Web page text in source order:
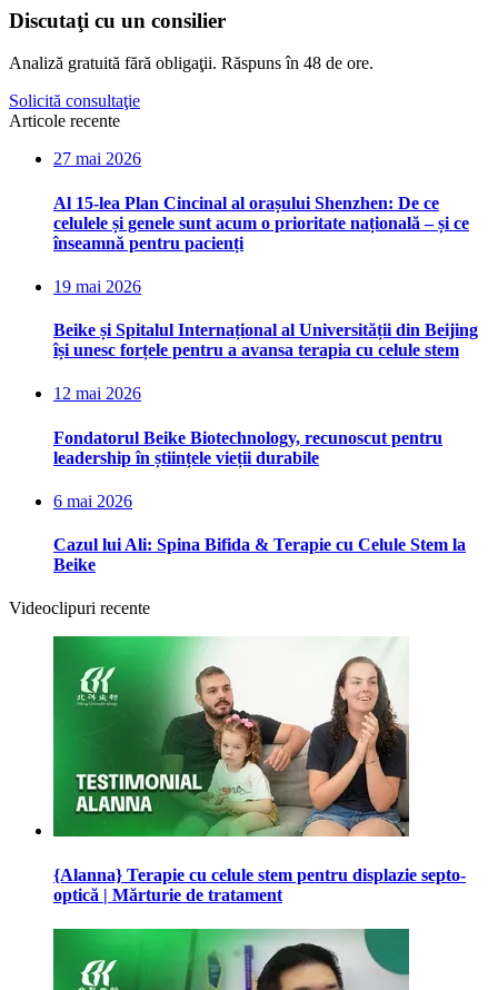
Discutaţi cu un consilier
Analiză gratuită fără obligaţii. Răspuns în 48 de ore.
Solicită consultaţie
Articole recente
27 mai 2026
Al 15-lea Plan Cincinal al orașului Shenzhen: De ce
celulele și genele sunt acum o prioritate națională – și ce
înseamnă pentru pacienți
19 mai 2026
Beike și Spitalul Internațional al Universității din Beijing
își unesc forțele pentru a avansa terapia cu celule stem
12 mai 2026
Fondatorul Beike Biotechnology, recunoscut pentru
leadership în științele vieții durabile
6 mai 2026
Cazul lui Ali: Spina Bifida & Terapie cu Celule Stem la
Beike
Videoclipuri recente
{Alanna} Terapie cu celule stem pentru displazie septo-
optică | Mărturie de tratament